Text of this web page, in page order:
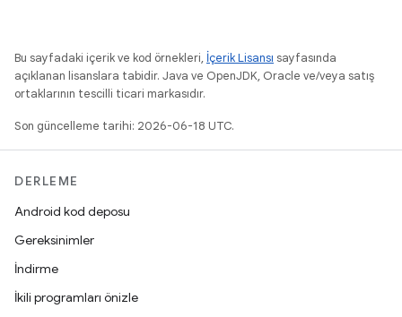
Bu sayfadaki içerik ve kod örnekleri, İçerik Lisansı sayfasında
açıklanan lisanslara tabidir. Java ve OpenJDK, Oracle ve/veya satış
ortaklarının tescilli ticari markasıdır.
Son güncelleme tarihi: 2026-06-18 UTC.
DERLEME
Android kod deposu
Gereksinimler
İndirme
İkili programları önizle